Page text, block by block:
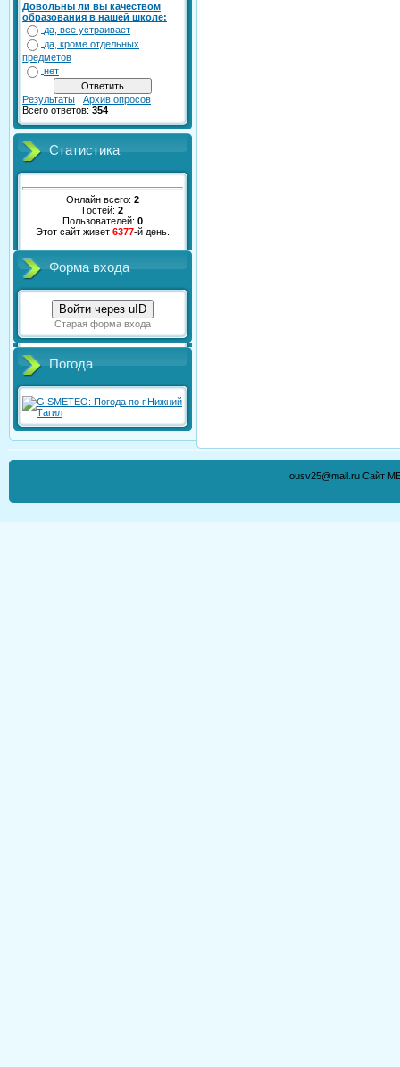
Довольны ли вы качеством
образования в нашей школе:
да, все устраивает
да, кроме отдельных
предметов
нет
Результаты | Архив опросов
Всего ответов: 354
Статистика
Онлайн всего: 2
Гостей: 2
Пользователей: 0
Этот сайт живет 6377-й день.
Форма входа
Войти через uID
Старая форма входа
Погода
ousv25@mail.ru Сайт